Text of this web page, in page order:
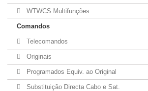
WTWCS Multifunções
Comandos
Telecomandos
Originais
Programados Equiv. ao Original
Substituição Directa Cabo e Sat.